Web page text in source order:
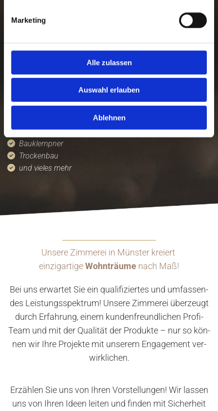
Marketing
Alle zulassen
Auswahl erlauben
Ablehnen
folgende Tätigkeiten und Leistungen:
Dachkonstruktionen

 Dachdecker
 Bauklempner
 Trockenbau
 und vieles mehr
Unsere Zimmerei in Münster kreiert
einzigartigeWohnträume nach Maß!
Bei uns er­war­tet Sie ein qua­li­fi­zier­tes und um­fas­sen­
des Leis­tungs­spek­trum! Un­se­re Zim­me­rei über­zeugt
durch Er­fah­rung, einem kun­den­freund­li­chen Pro­fi-
Team und mit der Qua­li­tät der Pro­duk­te – nur so kön­
nen wir Ihre Pro­jek­te mit un­se­rem En­ga­ge­ment ver­
wirk­li­chen.
Er­zäh­len Sie uns von Ihren Vor­stel­lun­gen! Wir las­sen
uns von Ihren Ideen lei­ten und fin­den mit Si­cher­heit